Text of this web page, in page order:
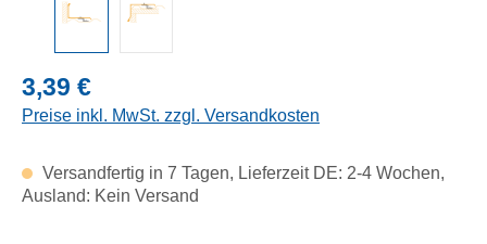
Regulärer Preis:
3,39 €
Preise inkl. MwSt. zzgl. Versandkosten
Versandfertig in 7 Tagen, Lieferzeit DE: 2-4 Wochen,
Ausland: Kein Versand